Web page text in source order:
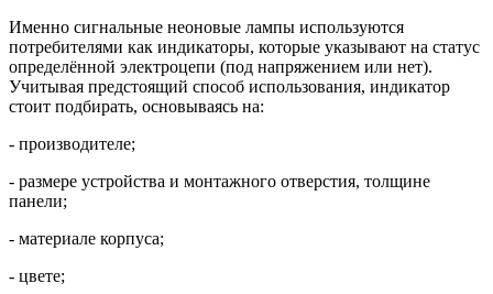
Именно сигнальные неоновые лампы используются
потребителями как индикаторы, которые указывают на статус
определённой электроцепи (под напряжением или нет).
Учитывая предстоящий способ использования, индикатор
стоит подбирать, основываясь на:
- производителе;
- размере устройства и монтажного отверстия, толщине
панели;
- материале корпуса;
- цвете;